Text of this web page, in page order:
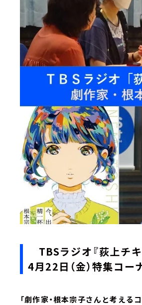
TBSラジオ『荻上
4月22日（金）特集コ
「劇作家・根本宗子さんと考える